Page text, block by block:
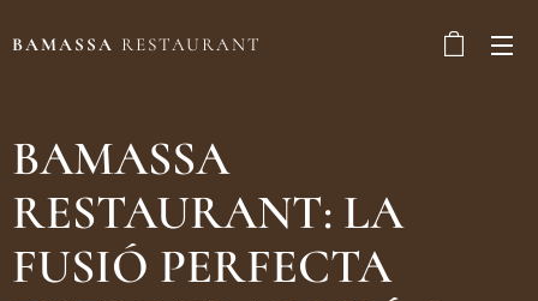
BAMASSA RESTAURANT
BAMASSA
RESTAURANT: LA
FUSIÓ PERFECTA